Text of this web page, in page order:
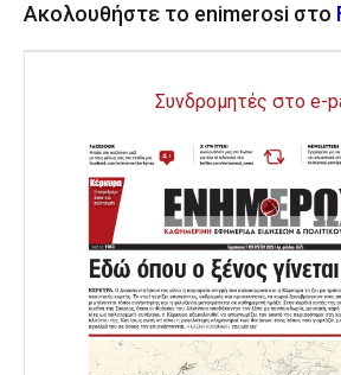
Ακολουθήστε το enimerosi στο
Συνδρομητές στο e-